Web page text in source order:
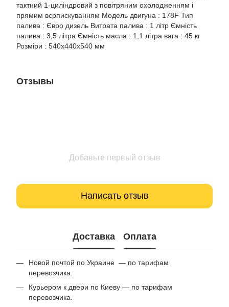
тактний 1-циліндровий з повітряним охолодженням і
прямим всрпискуванням Модель двигуна : 178F Тип
палива : Євро дизель Витрата палива : 1 літр Ємність
палива : 3,5 літра Ємність масла : 1,1 літра вага : 45 кг
Розміри : 540х440х540 мм
Отзывы
Добавьте первый отзыв
Написать отзыв
Доставка Оплата
Новой почтой по Украине — по тарифам
перевозчика.
Курьером к двери по Киеву — по тарифам
перевозчика.